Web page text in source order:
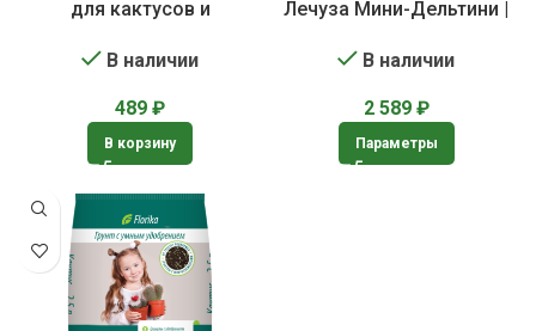
для кактусов и
В наличии
489 ₽
В корзину
Лечуза Мини-Дельтини |
В наличии
2 589 ₽
Параметры